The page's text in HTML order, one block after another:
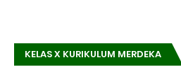
KELAS X KURIKULUM MERDEKA